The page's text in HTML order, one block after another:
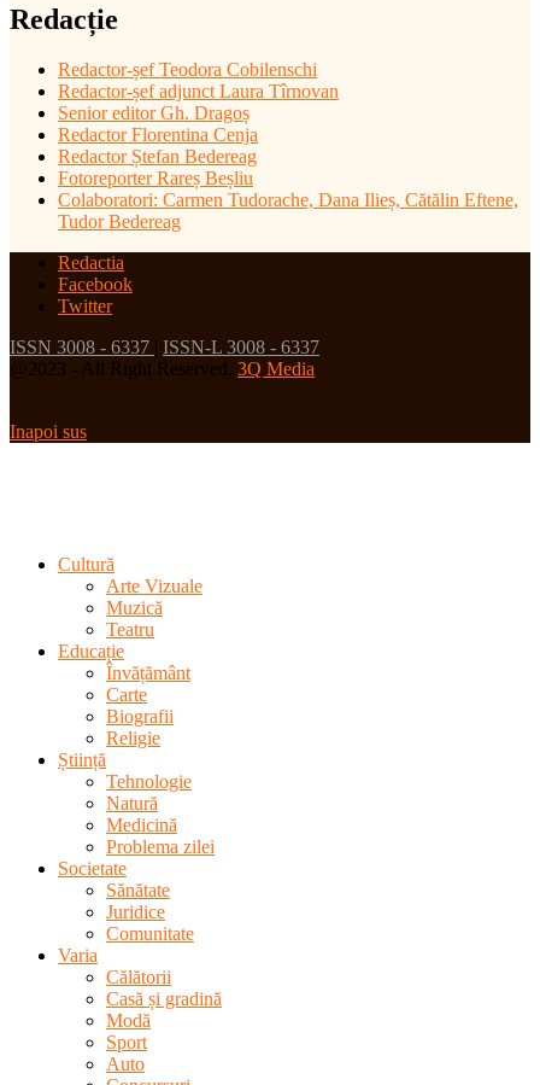
Redacție
Redactor-șefTeodora Cobilenschi
Redactor-șef adjunct Laura Tîrnovan
Senior editor Gh. Dragoș
Redactor Florentina Cenja
Redactor Ștefan Bedereag
Fotoreporter Rareș Beșliu
Colaboratori: Carmen Tudorache, Dana Ilieș, Cătălin Eftene,
Tudor Bedereag
Redactia
Facebook
Twitter
ISSN 3008 - 6337
ISSN-L 3008 - 6337
@2023 - All Right Reserved. 3Q Media
Inapoi sus
Cultură
Arte Vizuale
Muzică
Teatru
Educație
Învățământ
Carte
Biografii
Religie
Știință
Tehnologie
Natură
Medicină
Problema zilei
Societate
Sănătate
Juridice
Comunitate
Varia
Călătorii
Casă și gradină
Modă
Sport
Auto